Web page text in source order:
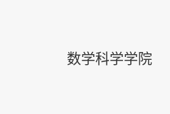
数学科学学院